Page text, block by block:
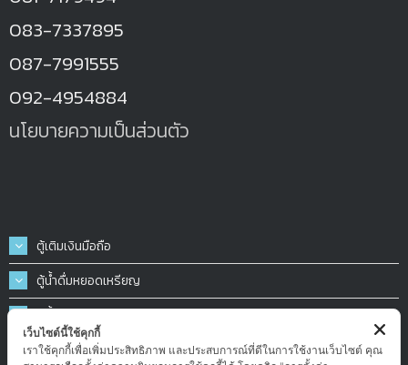
083-7337895
087-7991555
092-4954884
นโยบายความเป็นส่วนตัว
ตู้เติมเงินมือถือ
ตู้น้ำดื่มหยอดเหรียญ
ตู้น้ำมันหยอดเหรียญ
ตู้ฉีดน้ำ-ฉีดโฟมล้างรถหยอดเหรียญ
เว็บไซต์นี้ใช้คุกกี้
เราใช้คุกกี้เพื่อเพิ่มประสิทธิภาพ และประสบการณ์ที่ดีในการใช้งานเว็บไซต์ คุณ